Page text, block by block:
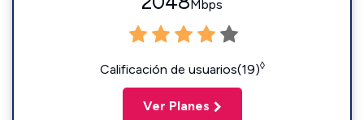
Mbps
Calificación de usuarios(19)◊
Ver Planes